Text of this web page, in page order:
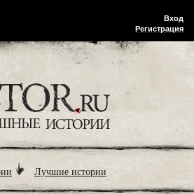
Вход
Регистрация
Лучшие истории